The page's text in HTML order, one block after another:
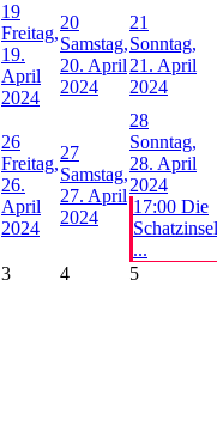
19
Freitag,
19.
April
2024
20
Samstag,
20. April
2024
21
Sonntag,
21. April
2024
26
Freitag,
26.
April
2024
27
Samstag,
27. April
2024
28
Sonntag,
28. April
2024
17:00 Die
Schatzinsel
...
3 4 5